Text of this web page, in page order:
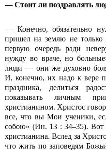
— Стоит ли поздравлять
— Конечно, обязательно
пришел на землю не
первую очередь ради
нужду во враче, но
люди — они же духовно
И, конечно, их надо к вере
праздника, делиться
показывать личным
христианином. Христос
все, что вы Мои ученики,
собою» (Ин. 13 : 34–35).
христианина. Вслед за
что жить по заповедям